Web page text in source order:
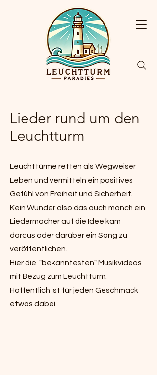
Lieder rund um den
Leuchtturm
Leuchttürme retten als Wegweiser
Leben und vermitteln ein positives
Gefühl von Freiheit und Sicherheit.
Kein Wunder also das auch manch ein
Liedermacher auf die Idee kam
daraus oder darüber ein Song zu
veröffentlichen.
Hier die "bekanntesten" Musikvideos
mit Bezug zum Leuchtturm.
Hoffentlich ist für jeden Geschmack
etwas dabei.